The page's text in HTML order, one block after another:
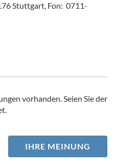
Stuttgart, Fon: 0711-
vorhanden. Seien Sie der
IHRE MEINUNG